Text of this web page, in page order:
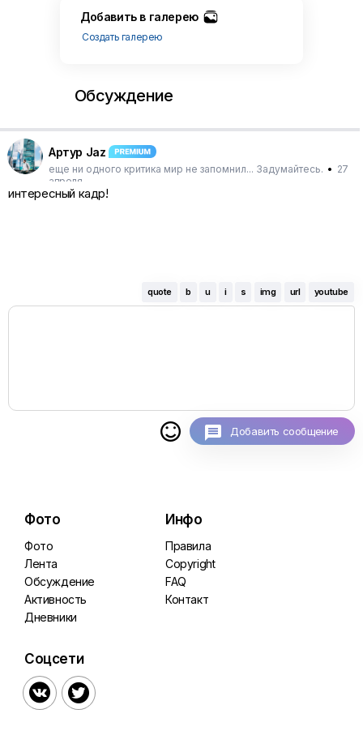
Добавить в галерею
Создать галерею
Обсуждение
Артур Jaz
еще ни одного критика мир не запомнил... Задумайтесь. • 27
апреля
интересный кадр!
quote b u i s img url youtube
 Добавить сообщение
Фото
Фото
Лента
Обсуждение
Активность
Дневники
Инфо
Правила
Copyright
FAQ
Контакт
Соцсети
 